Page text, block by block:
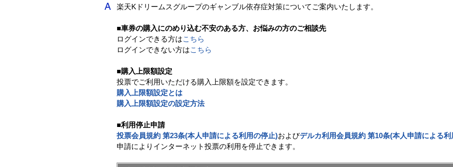
楽天Kドリームスグループのギャンブル依存症対策についてご案内いたします。
■車券の購入にのめり込む不安のある方、お悩みの方のご相談先
ログインできる方はこちら
ログインできない方はこちら
■購入上限額設定
投票でご利用いただける購入上限額を設定できます。
購入上限額設定とは
購入上限額設定の設定方法
■利用停止申請
投票会員規約 第23条(本人申請による利用の停止)およびデルカ利用会員規約 第10条(本人申請による
申請によりインターネット投票の利用を停止できます。